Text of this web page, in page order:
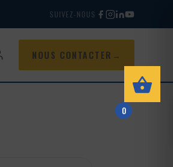
SUIVEZ-NOUS
NOUS CONTACTER
0